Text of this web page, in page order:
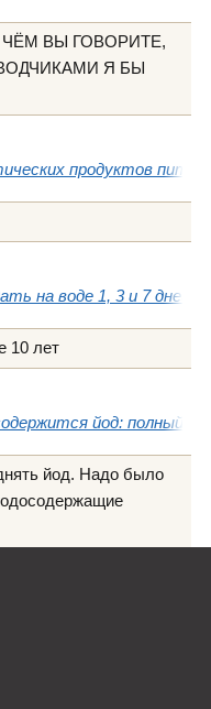
ВЫ ГОВОРИТЕ,
Я БЫ
продуктов
на воде 1, 3 и 7 дней
10 лет
йод: полный
йод. Надо было